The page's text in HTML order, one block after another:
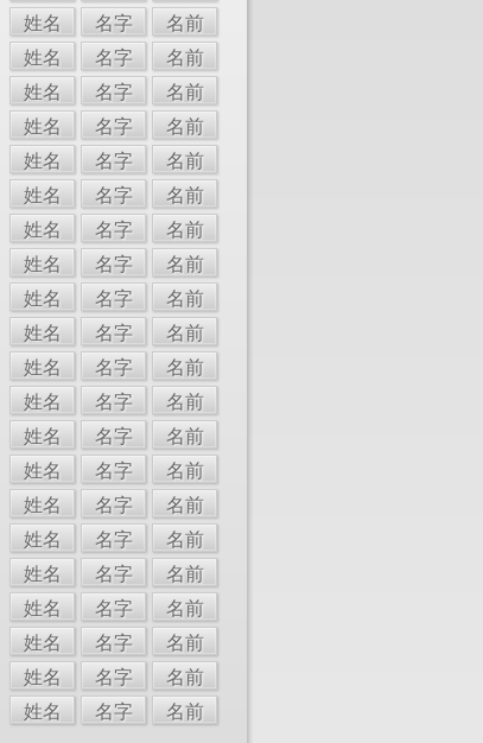
姓名 名字 名前
姓名 名字 名前
姓名 名字 名前
姓名 名字 名前
姓名 名字 名前
姓名 名字 名前
姓名 名字 名前
姓名 名字 名前
姓名 名字 名前
姓名 名字 名前
姓名 名字 名前
姓名 名字 名前
姓名 名字 名前
姓名 名字 名前
姓名 名字 名前
姓名 名字 名前
姓名 名字 名前
姓名 名字 名前
姓名 名字 名前
姓名 名字 名前
姓名 名字 名前